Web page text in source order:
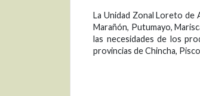
La Unidad Zonal Loreto de
Marañón, Putumayo,
las necesidades de los
provincias de Chincha,